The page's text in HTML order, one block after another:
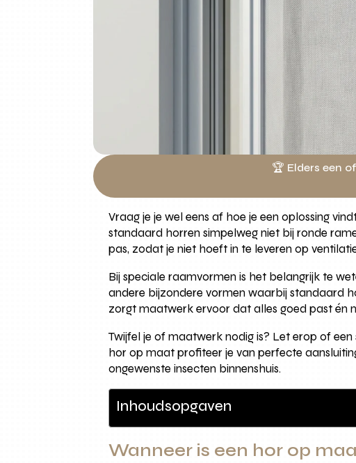
🏆 Elders een
Vraag je je wel eens af hoe je een oplossing
standaard horren simpelweg niet bij ronde
pas, zodat je niet hoeft in te leveren op
Bij speciale raamvormen is het belangrijk te
andere bijzondere vormen waarbij standaard
zorgt maatwerk ervoor dat alles goed past én
Twijfel je of maatwerk nodig is? Let erop of
hor op maat profiteer je van perfecte
ongewenste insecten binnenshuis.
Inhoudsopgaven
Wanneer is een hor op